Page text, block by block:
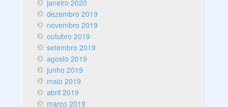
janeiro 2020
dezembro 2019
novembro 2019
outubro 2019
setembro 2019
agosto 2019
junho 2019
maio 2019
abril 2019
março 2019